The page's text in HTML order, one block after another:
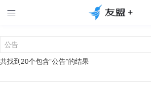

共找到20个包含“公告”的结果